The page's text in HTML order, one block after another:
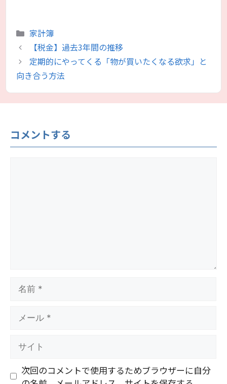
カ
テ
ゴ
リ
ー
家計簿
【税金】過去3年間の推移
定期的にやってくる「物が買いたくなる欲求」と
向き合う方法
コメントする
次回のコメントで使用するためブラウザーに自分